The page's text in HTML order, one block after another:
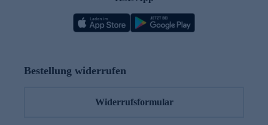
Bestellung widerrufen
Widerrufsformular